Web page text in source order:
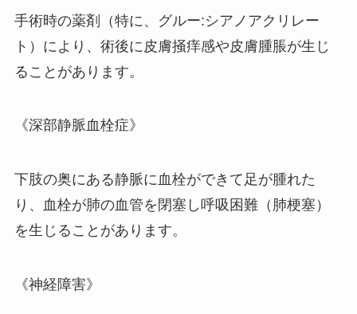
手術時の薬剤（特に、グルー:シアノアクリレー
ト）により、術後に皮膚掻痒感や皮膚腫脹が生じ
ることがあります。
《深部静脈血栓症》
下肢の奥にある静脈に血栓ができて足が腫れた
り、血栓が肺の血管を閉塞し呼吸困難（肺梗塞）
を生じることがあります。
《神経障害》